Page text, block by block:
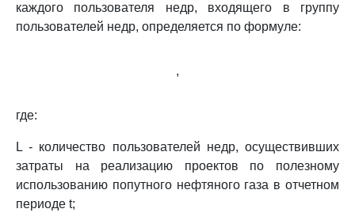
каждого пользователя недр, входящего в группу
пользователей недр, определяется по формуле:
,
где:
L - количество пользователей недр, осуществивших
затраты на реализацию проектов по полезному
использованию попутного нефтяного газа в отчетном
периоде t;